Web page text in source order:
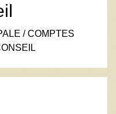
/COMPTES